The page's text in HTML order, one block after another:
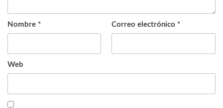
Nombre * Correo electrónico *
Web